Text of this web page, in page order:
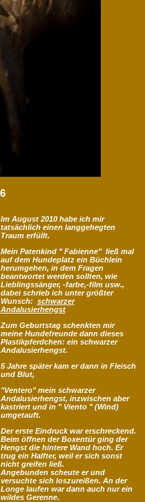
Im August 2010 habe ich mir
tatsächlich einen langgehegten
Traum erfüllt.
Mein Patenkind " Fabienne" ließ mal
auf dem Hundeplatz ein Büchlein
herumgehen, in dem Fragen
beantwortet werden sollten, wie
Lieblingssänger, -farbe,-film usw.,
dabei schrieb ich unter größter
Wunsch: schwarzer
Andalusierhengst
Zum Geburtstag schenkten mir
meine Hundefreunde dann dieses
Plastikpferdchen: ein schwarzer
Andalusierhengst.
5 Jahre später kam er dann in Fleisch
und Blut,
"Ventero" mein schwarzer
Andalusierhengst, inzwischen aber
kastriert und in " Viento " (Wind)
umgetauft.
Der erste Eindruck war erschreckend.
Beim öffnen der Boxentür ging der
Hengst die hintere Wand hoch. Er
trug ein Halfter, weil er sich sonst
nicht greifen ließ.
Angebunden scheute er und
versuchte sich loszureißen. An der
Longe laufen war dann auch nur ein
wildes Gerenne.